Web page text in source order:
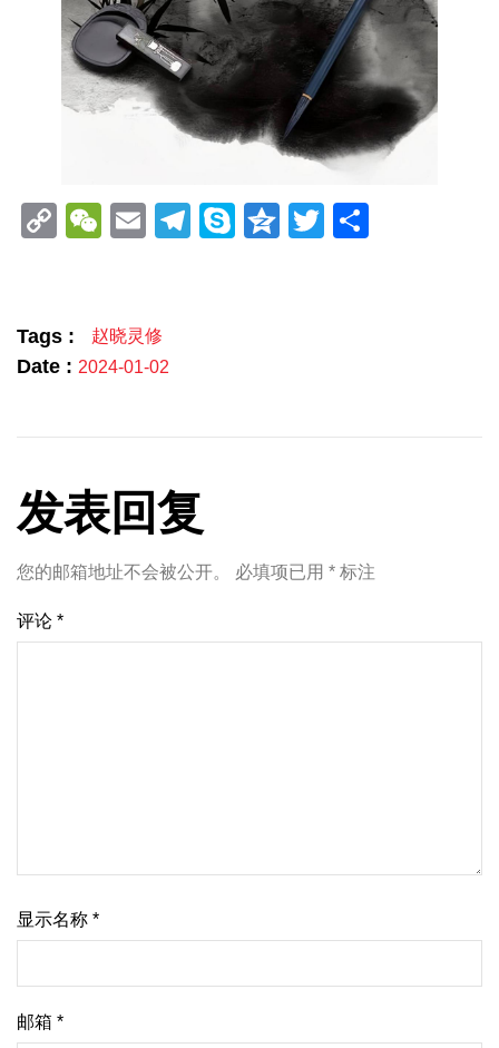
CopyWeChat
EmailTelegram
SkypeQzoneTwitter
Tags : 赵晓灵修
Date : 2024-01-02
发表回复
您的邮箱地址不会被公开。 必填项已用 * 标注
评论 *
显示名称 *
邮箱 *